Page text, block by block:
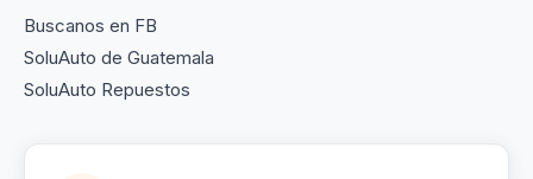
Buscanos en FB
SoluAuto de Guatemala
SoluAuto Repuestos